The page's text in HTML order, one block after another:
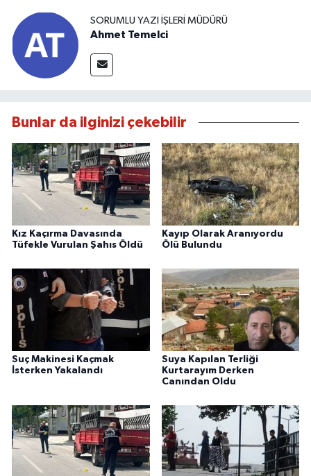
SORUMLU YAZI İŞLERI MÜDÜRÜ
Ahmet Temelci
Bunlar da ilginizi çekebilir
Kız Kaçırma Davasında
Tüfekle Vurulan Şahıs Öldü
Kayıp Olarak Aranıyordu
Ölü Bulundu
Suç Makinesi Kaçmak
İsterken Yakalandı
Suya Kapılan Terliği
Kurtarayım Derken
Canından Oldu